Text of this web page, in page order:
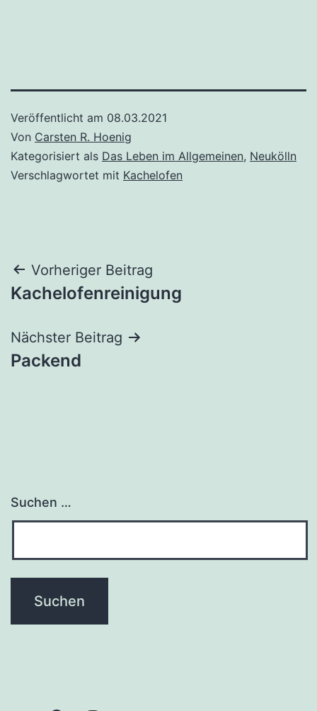
Veröffentlicht am 08.03.2021
Von Carsten R. Hoenig
Kategorisiert als Das Leben im Allgemeinen, Neukölln
Verschlagwortet mit Kachelofen
Beitragsnavigation
Vorheriger Beitrag
Kachelofenreinigung
Nächster Beitrag
Packend
Suchen …